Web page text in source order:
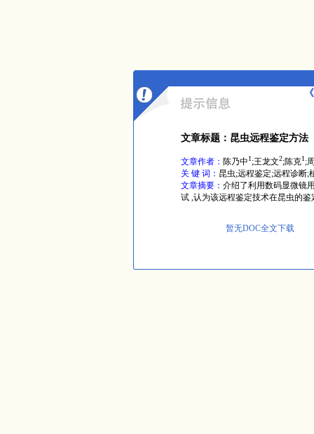
文章标题：昆虫远程鉴定方法
文章作者： 陈乃中1 ;王龙文2;陈克1 ;
关 键 词： 昆虫;远程鉴定;远程诊断;
文章摘要： 介绍了利用数码显微镜
试 ,认为该远程鉴定技术在昆虫的
暂无DOC全文下载